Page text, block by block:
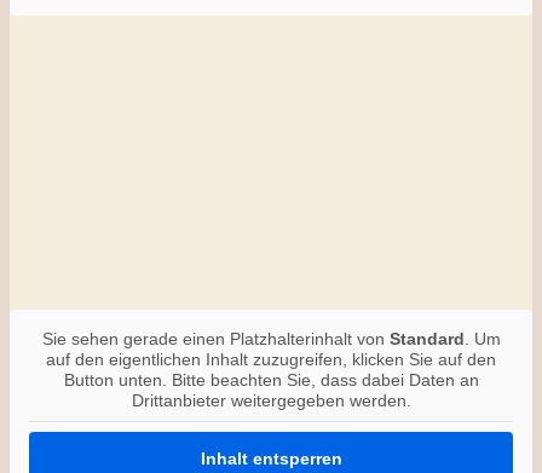
Sie sehen gerade einen Platzhalterinhalt von Standard. Um
auf den eigentlichen Inhalt zuzugreifen, klicken Sie auf den
Button unten. Bitte beachten Sie, dass dabei Daten an
Drittanbieter weitergegeben werden.
Inhalt entsperren